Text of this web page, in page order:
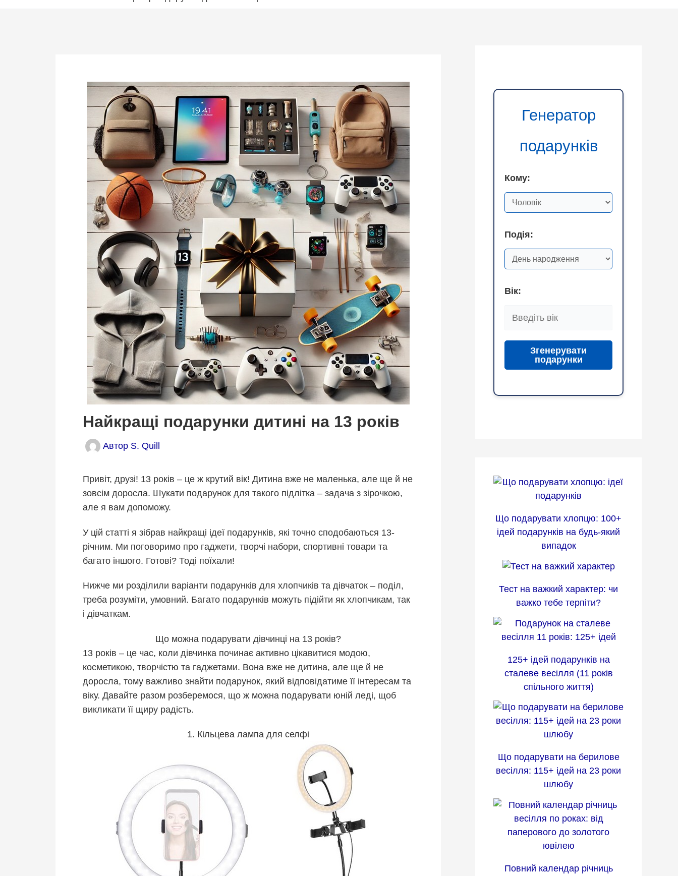
Найкращі подарунки дитині на 13 років
Автор S. Quill
Привіт, друзі! 13 років – це ж крутий вік! Дитина вже не маленька, але ще й не
зовсім доросла. Шукати подарунок для такого підлітка – задача з зірочкою,
але я вам допоможу.
У цій статті я зібрав найкращі ідеї подарунків, які точно сподобаються 13-
річним. Ми поговоримо про гаджети, творчі набори, спортивні товари та
багато іншого. Готові? Тоді поїхали!
Нижче ми розділили варіанти подарунків для хлопчиків та дівчаток – поділ,
треба розуміти, умовний. Багато подарунків можуть підійти як хлопчикам, так
і дівчаткам.
Що можна подарувати дівчинці на 13 років?
13 років – це час, коли дівчинка починає активно цікавитися модою,
косметикою, творчістю та гаджетами. Вона вже не дитина, але ще й не
доросла, тому важливо знайти подарунок, який відповідатиме її інтересам та
віку. Давайте разом розберемося, що ж можна подарувати юній леді, щоб
викликати її щиру радість.
1. Кільцева лампа для селфі
Генератор
подарунків
Кому:
Подія:
Вік:
Згенерувати
подарунки
Що подарувати хлопцю: 100+
ідей подарунків на будь-який
випадок
Тест на важкий характер: чи
важко тебе терпіти?
125+ ідей подарунків на
сталеве весілля (11 років
спільного життя)
Що подарувати на берилове
весілля: 115+ ідей на 23 роки
шлюбу
Повний календар річниць